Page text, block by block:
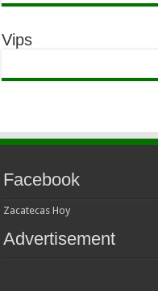
Vips
Facebook
Zacatecas Hoy
Advertisement